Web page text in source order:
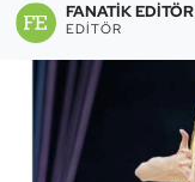
FANATIK EDITÖR
EDITÖR
Buz Hokeyi
Buz Pateni